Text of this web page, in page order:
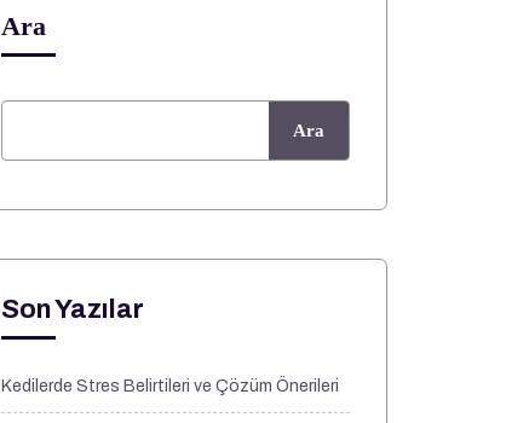
Ara
Ara
Son Yazılar
Kedilerde Stres Belirtileri ve Çözüm Önerileri